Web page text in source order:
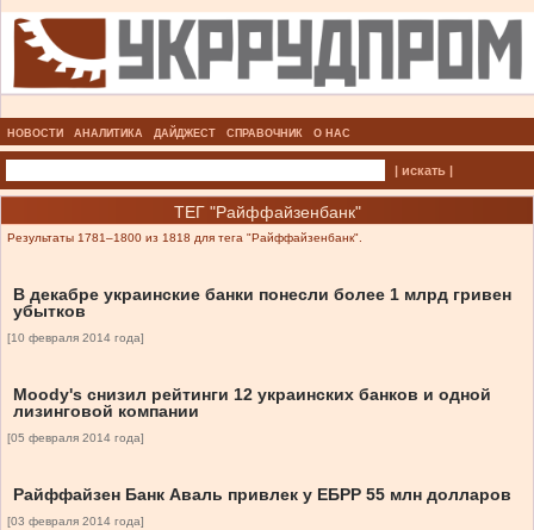
НОВОСТИ АНАЛИТИКА ДАЙДЖЕСТ СПРАВОЧНИК О НАС
| искать |
ТЕГ "Райффайзенбанк"
Результаты 1781–1800 из 1818 для тега "Райффайзенбанк".
В декабре украинские банки понесли более 1 млрд гривен
убытков
[10 февраля 2014 года]
Moody's снизил рейтинги 12 украинских банков и одной
лизинговой компании
[05 февраля 2014 года]
Райффайзен Банк Аваль привлек у ЕБРР 55 млн долларов
[03 февраля 2014 года]